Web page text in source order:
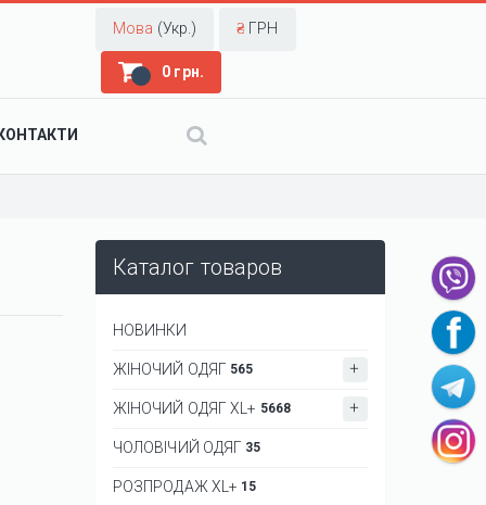
Мова (Укр.) ₴ ГРН
0 грн.
КОНТАКТИ
Каталог товаров
НОВИНКИ
ЖІНОЧИЙ ОДЯГ 565
ЖІНОЧИЙ ОДЯГ XL+ 5668
ЧОЛОВІЧИЙ ОДЯГ 35
РОЗПРОДАЖ XL+ 15